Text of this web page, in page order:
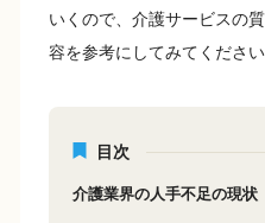
いくので、介護サービスの
容を参考にしてみてください
目次
介護業界の人手不足の現状